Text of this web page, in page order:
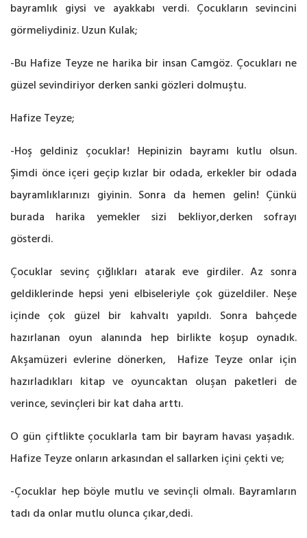
bayramlık giysi ve ayakkabı verdi. Çocukların sevincini
görmeliydiniz. Uzun Kulak;
-Bu Hafize Teyze ne harika bir insan Camgöz. Çocukları ne
güzel sevindiriyor derken sanki gözleri dolmuştu.
Hafize Teyze;
-Hoş geldiniz çocuklar! Hepinizin bayramı kutlu olsun.
Şimdi önce içeri geçip kızlar bir odada, erkekler bir odada
bayramlıklarınızı giyinin. Sonra da hemen gelin! Çünkü
burada harika yemekler sizi bekliyor,derken sofrayı
gösterdi.
Çocuklar sevinç çığlıkları atarak eve girdiler. Az sonra
geldiklerinde hepsi yeni elbiseleriyle çok güzeldiler. Neşe
içinde çok güzel bir kahvaltı yapıldı. Sonra bahçede
hazırlanan oyun alanında hep birlikte koşup oynadık.
Akşamüzeri evlerine dönerken, Hafize Teyze onlar için
hazırladıkları kitap ve oyuncaktan oluşan paketleri de
verince, sevinçleri bir kat daha arttı.
O gün çiftlikte çocuklarla tam bir bayram havası yaşadık.
Hafize Teyze onların arkasından el sallarken içini çekti ve;
-Çocuklar hep böyle mutlu ve sevinçli olmalı. Bayramların
tadı da onlar mutlu olunca çıkar,dedi.